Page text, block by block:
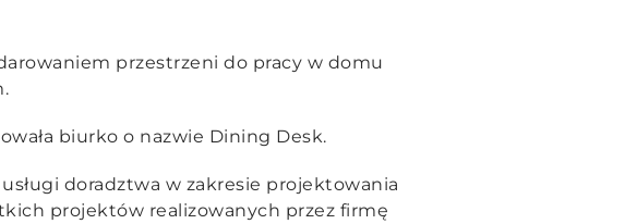
przestrzeni do pracy w domu
biurko o nazwie Dining Desk.
doradztwa w zakresie projektowania
projektów realizowanych przez firmę